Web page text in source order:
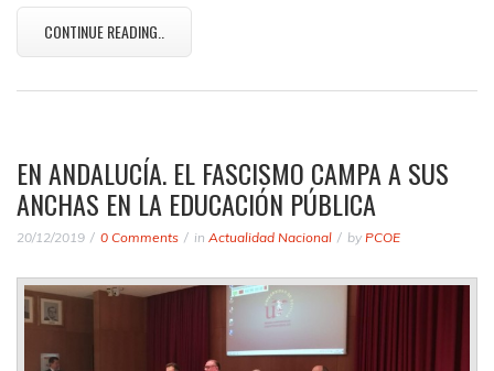
CONTINUE READING..
EN ANDALUCÍA. EL FASCISMO CAMPA A SUS
ANCHAS EN LA EDUCACIÓN PÚBLICA
20/12/2019 0 Comments in Actualidad Nacional by PCOE